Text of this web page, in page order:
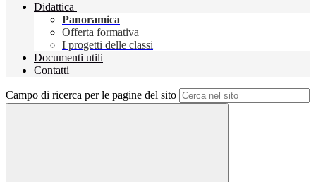
Didattica
Panoramica
Offerta formativa
I progetti delle classi
Documenti utili
Contatti
Campo di ricerca per le pagine del sito